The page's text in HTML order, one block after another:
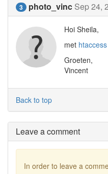
3 photo_vinc Sep 24,
Hoi Sheila,
met htaccess
Groeten,
Vincent
Back to top
Leave a comment
In order to leave a